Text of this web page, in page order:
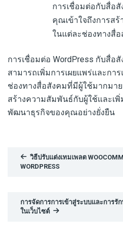
การเชื่อมต่อกับสื่อ
คุณเข้าใจถึงการสร้
ในแต่ละช่องทางสื่อ
การเชื่อมต่อ WordPress กับสื่
สามารถเพิ่มการเผยแพร่และก
ช่องทางสื่อสังคมที่มีผู้ใช้มากมา
สร้างความสัมพันธ์กับผู้ใช้และเพิ่
พัฒนาธุรกิจของคุณอย่างยั่งยืน
วิธีปรับแต่งเทมเพลต
WORDPRESS
การจัดการการเข้าสู่ระบบและการรั
ในเว็บไซต์